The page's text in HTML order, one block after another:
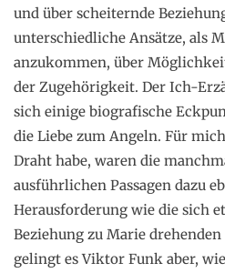
und über scheiternde
unterschiedliche Ansätze, als
anzukommen, über
der Zugehörigkeit. Der Ich-
sich einige biografische
die Liebe zum Angeln. Für
Draht habe, waren die
ausführlichen Passagen dazu
Herausforderung wie die sich
Beziehung zu Marie drehenden
gelingt es Viktor Funk aber,